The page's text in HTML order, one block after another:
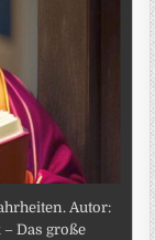
Autor:
Das große